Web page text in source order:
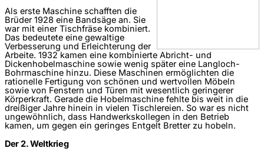
Als erste Maschine schafften die
Brüder 1928 eine Bandsäge an. Sie
war mit einer Tischfräse kombiniert.
Das bedeutete eine gewaltige
Verbesserung und Erleichterung der
Arbeite. 1932 kamen eine kombinierte Abricht- und
Dickenhobelmaschine sowie wenig später eine Langloch-
Bohrmaschine hinzu. Diese Maschinen ermöglichten die
rationelle Fertigung von schönen und wertvollen Möbeln
sowie von Fenstern und Türen mit wesentlich geringerer
Körperkraft. Gerade die Hobelmaschine fehlte bis weit in die
dreißiger Jahre hinein in vielen Tischlereien. So war es nicht
ungewöhnlich, dass Handwerkskollegen in den Betrieb
kamen, um gegen ein geringes Entgelt Bretter zu hobeln.
Der 2. Weltkrieg